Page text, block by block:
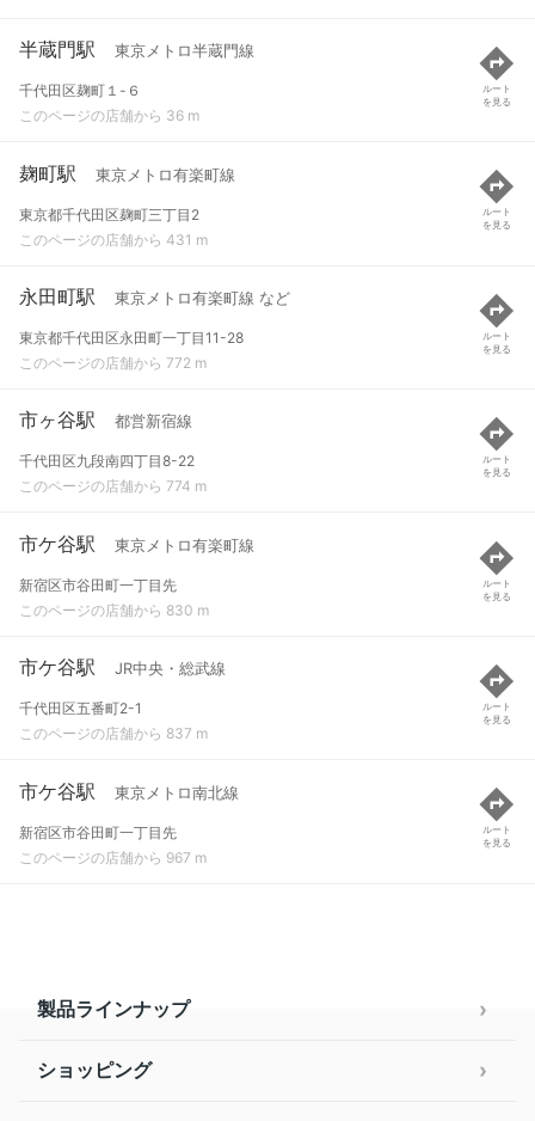
半蔵門駅 東京メトロ半蔵門線
千代田区麹町１-６
このページの店舗から 36 m
ルート
を見る
麹町駅 東京メトロ有楽町線
東京都千代田区麹町三丁目2
このページの店舗から 431 m
ルート
を見る
永田町駅 東京メトロ有楽町線 など
東京都千代田区永田町一丁目11-28
このページの店舗から 772 m
ルート
を見る
市ヶ谷駅 都営新宿線
千代田区九段南四丁目8-22
このページの店舗から 774 m
ルート
を見る
市ケ谷駅 東京メトロ有楽町線
新宿区市谷田町一丁目先
このページの店舗から 830 m
ルート
を見る
市ケ谷駅 JR中央・総武線
千代田区五番町2-1
このページの店舗から 837 m
ルート
を見る
市ケ谷駅 東京メトロ南北線
新宿区市谷田町一丁目先
このページの店舗から 967 m
ルート
を見る
製品ラインナップ
ショッピング